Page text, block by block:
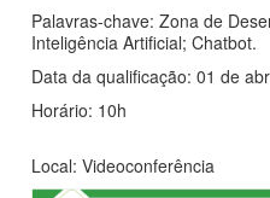
Palavras-chave: Zona de
Inteligência Artificial; Chatbot.
Data da qualificação: 01 de
Horário: 10h
Local: Videoconferência